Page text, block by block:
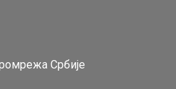
Србије